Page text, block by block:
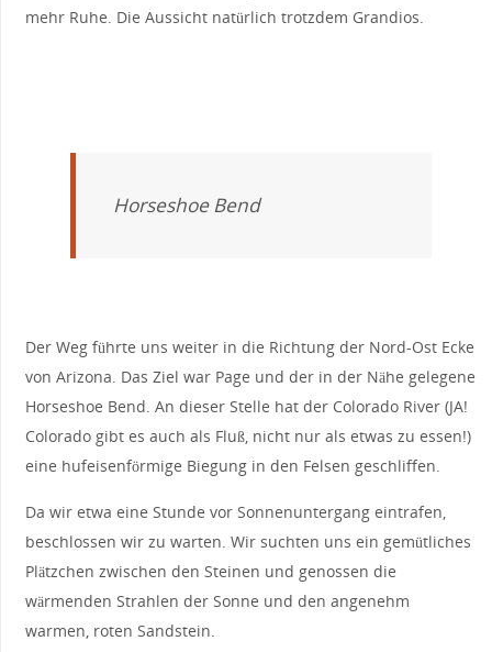
mehr Ruhe. Die Aussicht natürlich trotzdem Grandios.
Horseshoe Bend
Der Weg führte uns weiter in die Richtung der Nord-Ost Ecke
von Arizona. Das Ziel war Page und der in der Nähe gelegene
Horseshoe Bend. An dieser Stelle hat der Colorado River (JA!
Colorado gibt es auch als Fluß, nicht nur als etwas zu essen!)
eine hufeisenförmige Biegung in den Felsen geschliffen.
Da wir etwa eine Stunde vor Sonnenuntergang eintrafen,
beschlossen wir zu warten. Wir suchten uns ein gemütliches
Plätzchen zwischen den Steinen und genossen die
wärmenden Strahlen der Sonne und den angenehm
warmen, roten Sandstein.